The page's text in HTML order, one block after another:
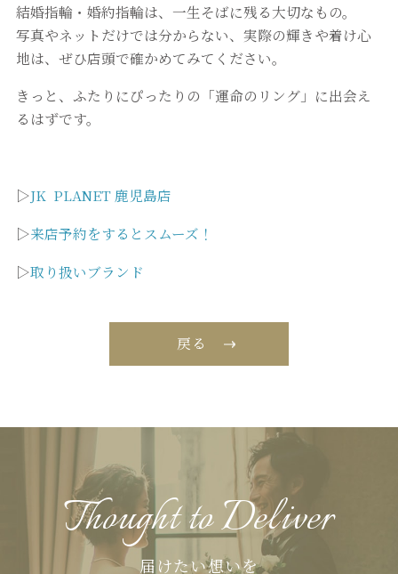
結婚指輪・婚約指輪は、一生そばに残る大切なもの。
写真やネットだけでは分からない、実際の輝きや着け心
地は、ぜひ店頭で確かめてみてください。
きっと、ふたりにぴったりの「運命のリング」に出会え
るはずです。
▷JK PLANET 鹿児島店
▷来店予約をするとスムーズ！
▷取り扱いブランド
戻る
Thought to Deliver
届けたい想いを